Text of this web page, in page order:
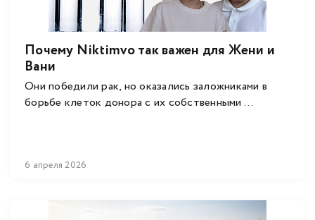
Почему Niktimvo так важен для Жени и
Вани
Они победили рак, но оказались заложниками в
борьбе клеток донора с их собственными ...
6 апреля 2026